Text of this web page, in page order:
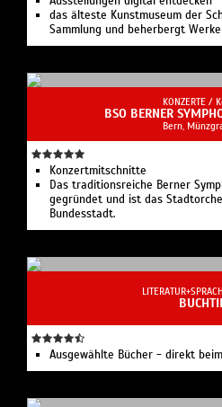
das älteste Kunstmuseum der
Sammlung und beherbergt
KONZERTE /
BSO BERNER
Bern,
Konzertmitschnitte
Das traditionsreiche Berner
gegründet und ist das
Bundesstadt.
Ausgewählte Bücher - direkt